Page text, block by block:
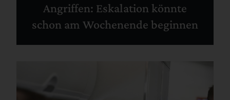
Angriffen: Eskalation könnte
schon am Wochenende beginnen